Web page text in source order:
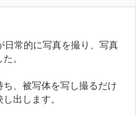
常的に写真を撮り、写真
。
、被写体を写し撮るだけ
出します。